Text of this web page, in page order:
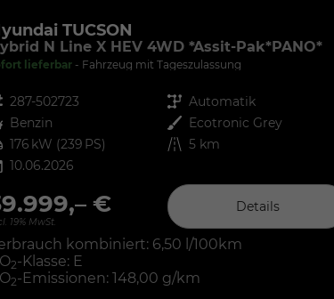
TUCSON
N Line X HEV 4WD *Assit-Pak*PANO*
lieferbar Fahrzeug mit Tageszulassung
287-502723 Getriebe Automatik
Benzin Außenfarbe Ecotronic Grey
176 kW (239 PS) Kilometerstand 5 km
10.06.2026
€
19% MwSt.
Details
kombiniert: 6,50 l/100km
2-Klasse: E
2-Emissionen:148,00 g/km